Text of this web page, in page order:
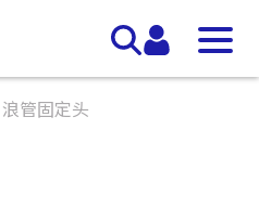
浪管固定头